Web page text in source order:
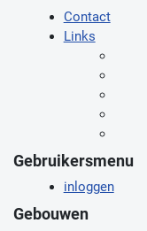
Contact
Links
Gebruikersmenu
inloggen
Gebouwen